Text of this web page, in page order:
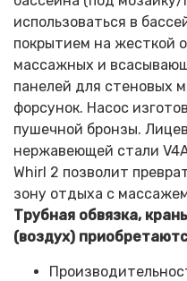
использоваться в
покрытием на жесткой
массажных и
панелей для стеновых
форсунок. Насос
пушечной бронзы.
нержавеющей стали
Whirl 2 позволит
зону отдыха с
Трубная обвязка,
(воздух)